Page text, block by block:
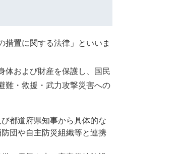
置に関する法律」といいま
体および財産を保護し、国民
難・救援・武力攻撃災害への
都道府県知事から具体的な
団や自主防災組織等と連携